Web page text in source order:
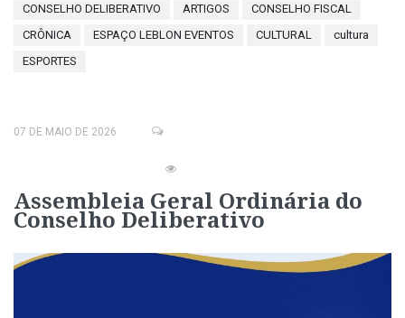
CONSELHO DELIBERATIVO ARTIGOS
CONSELHO FISCAL
CRÔNICA
ESPAÇO LEBLON EVENTOS CULTURAL
cultura
ESPORTES
07 DE MAIO DE 2026
Assembleia Geral Ordinária do
Conselho Deliberativo